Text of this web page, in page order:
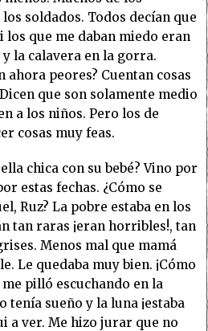
soldados. Todos decían que
que me daban miedo eran
la calavera en la gorra.
ahora peores? Cuentan cosas
que son solamente medio
a los niños. Pero los de
cosas muy feas.
chica con su bebé? Vino por
estas fechas. ¿Cómo se
Ruz? La pobre estaba en los
tan raras ¡eran horribles!, tan
Menos mal que mamá
Le quedaba muy bien. ¡Cómo
pilló escuchando en la
tenía sueño y la luna ¡estaba
a ver. Me hizo jurar que no